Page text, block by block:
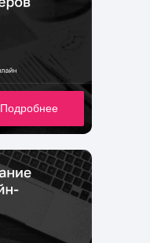
Подробнее